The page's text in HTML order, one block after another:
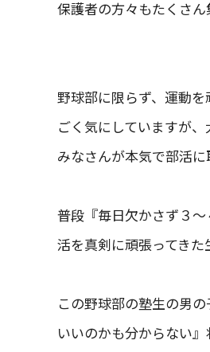
保護者の方々もたくさん
野球部に限らず、運動
ごく気にしていますが、
みなさんが本気で部活
普段『毎日欠かさず３
活を真剣に頑張ってきた
この野球部の塾生の男
いいのかも分からない